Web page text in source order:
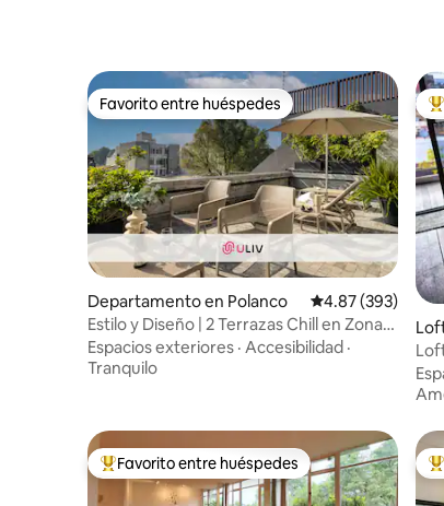
Favorito entre huéspedes
Favorito entre huéspedes
Departamento en Polanco Calificación
4.87 (393)
Estilo y Diseño | 2 Terrazas Chill en Zona
Top
Espacios exteriores · Accesibilidad ·
Tranquilo
De los mejores en Favorito entre huéspedes
Favorito entre huéspedes